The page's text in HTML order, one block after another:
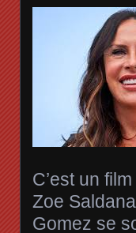
C’est un
Zoe
Gomez se